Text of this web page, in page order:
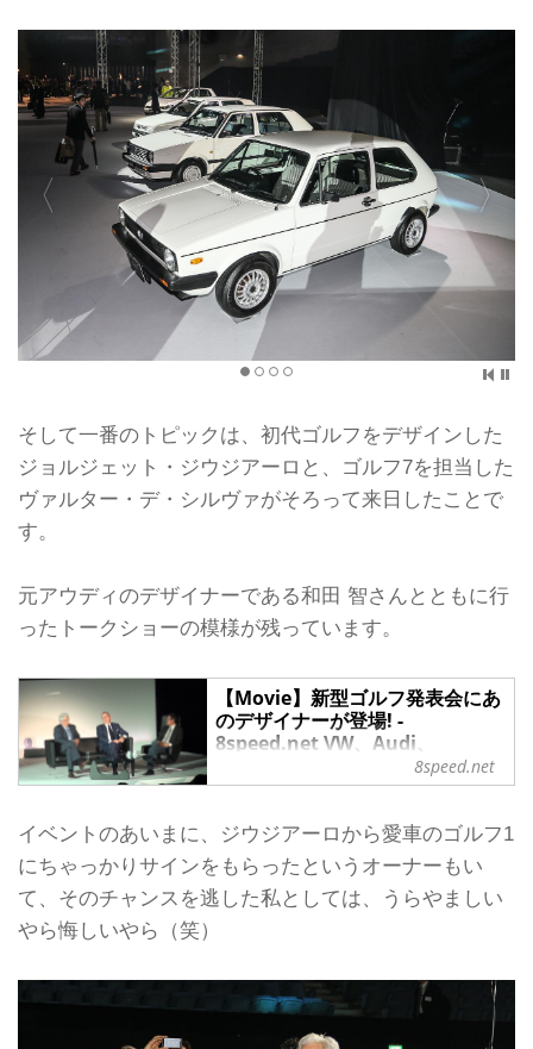
発表になった。
7代目となる新型ゴルフは、2ボックス
のボディスタイルや太いCピラー、水
平基調のフロントマスクといったゴル
フの伝統を受け継ぎながら、フォルク
スワーゲン／アウディグループが新開
発した横置きエンジンプラットフォー
ム「M...
そして一番のトピックは、初代ゴルフをデザインした
ジョルジェット・ジウジアーロと、ゴルフ7を担当した
ヴァルター・デ・シルヴァがそろって来日したことで
す。
元アウディのデザイナーである和田 智さんとともに行
ったトークショーの模様が残っています。
【Movie】新型ゴルフ発表会にあ
のデザイナーが登場! -
8speed.net VW、Audi、
Porscheがもっと楽しくなる自動
車情報サイト
2013年5月20日に開催された新型ゴル
フ発表会に、ゴルフ1を手がけたジョ
ルジェット・ジウジアーロと、ゴルフ
7を担当したヴァルター・デ・シルヴ
ァが登場。デザインの解説やトークシ
まずは、デ・シルヴァによるゴルフ7
のデザイン解説から。
ヴァルター・デ・シルヴァが語るゴル
8speed.net
イベントのあいまに、ジウジアーロから愛車のゴルフ1
にちゃっかりサインをもらったというオーナーもい
て、そのチャンスを逃した私としては、うらやましい
やら悔しいやら（笑）